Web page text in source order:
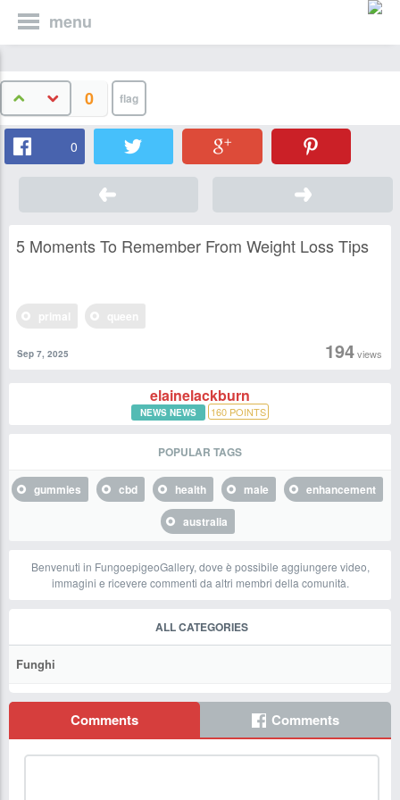
menu
0
0
5 Moments To Remember From Weight Loss Tips
194views
Sep 7, 2025
elainelackburn
NEWS NEWS 160 POINTS
POPULAR TAGS
gummies cbd health male
enhancement
australia
Benvenuti in FungoepigeoGallery, dove è possibile aggiungere video,
immagini e ricevere commenti da altri membri della comunità.
ALL CATEGORIES
Funghi
Comments Comments